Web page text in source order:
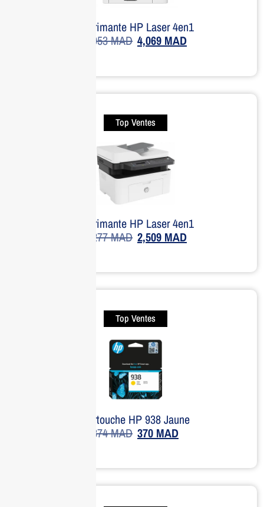
Imprimante HP Laser 4en1
5,053MAD 4,069 MAD
Top Ventes
Imprimante HP Laser 4en1
3,277MAD 2,509 MAD
Top Ventes
Cartouche HP 938 Jaune
374MAD 370 MAD